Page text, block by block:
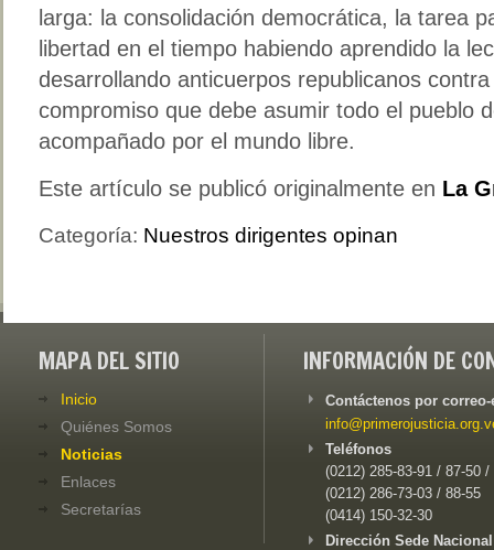
larga: la consolidación democrática, la tarea
libertad en el tiempo habiendo aprendido la
desarrollando anticuerpos republicanos
compromiso que debe asumir todo el pueblo
acompañado por el mundo libre.
Este artículo se publicó originalmente en La
Categoría: Nuestros dirigentes opinan
MAPA DEL SITIO
Inicio
Quiénes Somos
Noticias
Enlaces
Secretarías
INFORMACIÓN DE
Contáctenos por
Teléfonos
(0212) 285-83-91 / 87-50 /
(0212) 286-73-03 / 88-55
(0414) 150-32-30
Dirección Sede